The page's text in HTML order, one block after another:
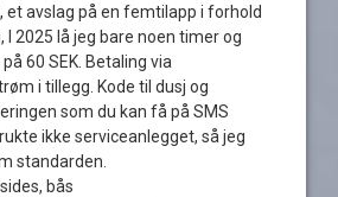
et avslag på en femtilapp i forhold
I 2025 lå jeg bare noen timer og
60 SEK. Betaling via
i tillegg. Kode til dusj og
som du kan få på SMS
ikke serviceanlegget, så jeg
standarden.
bås